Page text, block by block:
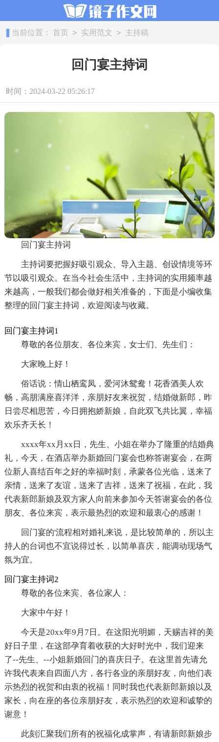
当前位置： 首页 > 实用范文 > 主持稿
回门宴主持词
时间：2024-03-22 05:26:17
回门宴主持词
主持词要把握好吸引观众、导入主题、创设情境等环
节以吸引观众。在当今社会生活中，主持词的实用频率越
来越高，一般我们都会做好相关准备的，下面是小编收集
整理的回门宴主持词，欢迎阅读与收藏。
回门宴主持词1
尊敬的各位朋友、各位来宾，女士们、先生们：
大家晚上好！
俗话说：情山栖鸾凤，爱河沐鸳鸯！花香酒美人欢
畅，高朋满座喜洋洋，亲朋好友来祝贺，结婚做新郎，昨
日尝尽相思苦，今日拥抱娇新娘，自此双飞共比翼，幸福
欢乐齐天长！
xxxx年xx月xx日，先生、小姐在举办了隆重的结婚典
礼，今天，在酒店举办新婚回门宴会也称答谢宴会，在两
位新人喜结百年之好的幸福时刻，承蒙各位光临，送来了
亲情，送来了友谊，送来了吉祥，送来了祝福，在此，我
代表新郎新娘及双方家人向前来参加今天答谢宴会的各位
朋友、各位来宾，表示最热烈的欢迎和最衷心的感谢！
回门宴的'流程相对婚礼来说，是比较简单的，所以主
持人的台词也不宜说得过长，以简单喜庆，能调动现场气
氛为宜。
回门宴主持词2
尊敬的各位来宾、各位家人：
大家中午好！
今天是20xx年9月7日。在这阳光明媚，天赐吉祥的美
好日子里，在这部孕育着收获的大好时光中，我们迎来
了--先生、--小姐新婚回门的喜庆日子。在这里首先请允
许我代表来自四面八方，各行各业的亲朋好友，向他们表
示热烈的祝贺和由衷的祝福！同时我也代表新郎新娘以及
家长，向在座的各位亲朋好友，表示热烈的欢迎和诚挚的
谢意！
此刻汇聚我们所有的祝福化成掌声，有请新郎新娘步